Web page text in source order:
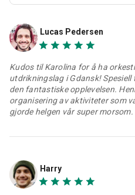
Lucas Pedersen
Kudos til Karolina for å ha
utdrikningslag i Gdansk!
den fantastiske opplevelsen.
organisering av aktiviteter som
gjorde helgen vår super
Harry